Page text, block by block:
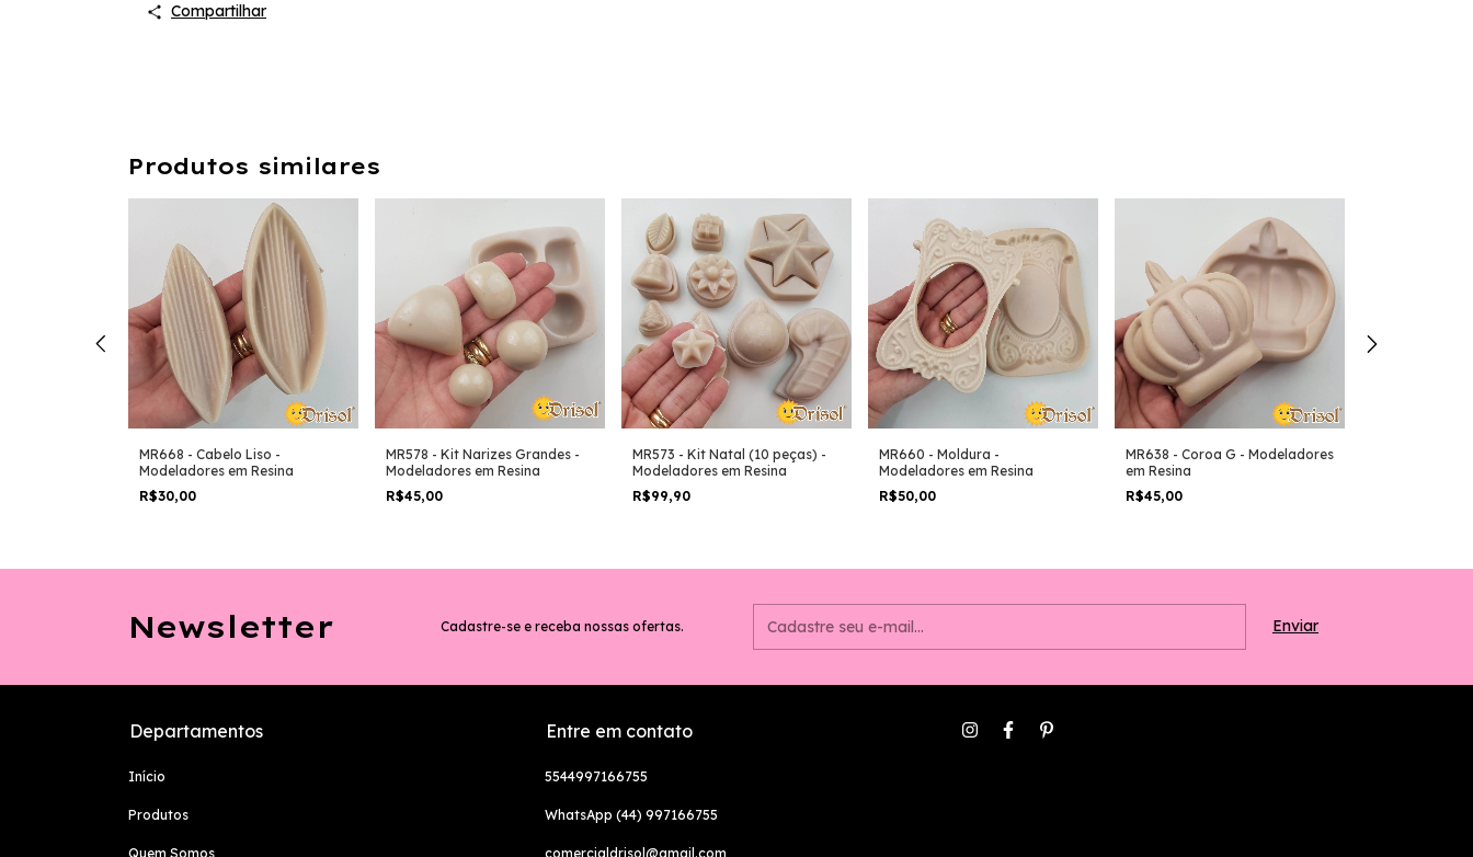
Compartilhar
Produtos similares
MR668 - Cabelo Liso -
Modeladores em Resina
R$30,00
MR578 - Kit Narizes Grandes -
Modeladores em Resina
R$45,00
MR573 - Kit Natal (10 peças) -
Modeladores em Resina
R$99,90
MR660 - Moldura -
Modeladores em Resina
R$50,00
MR638 - Coroa G - Modeladores
em Resina
R$45,00
Newsletter Cadastre-se e receba nossas ofertas.
Departamentos
Início
Produtos
Quem Somos
Entre em contato
5544997166755
WhatsApp (44) 997166755
comercialdrisol@gmail.com